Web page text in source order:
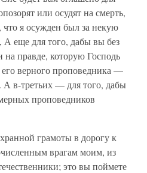
или осудят на смерть,
что я осужден был за некую
А еще для того, дабы вы без
на правде, которую Господь
его верного проповедника —
А в-третьих — для того, дабы
проповедников
грамоты в дорогу к
врагам моим, из
это вы поймете